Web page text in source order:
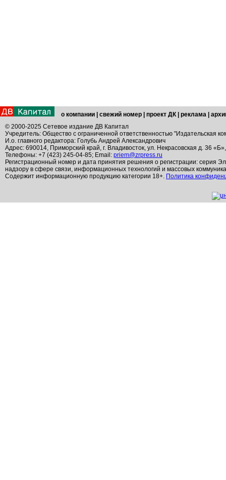
о компании свежий номер проект ДК реклама
© 2000-2025 Сетевое издание ДВ Капитал
Учредитель: Общество с ограниченной ответственностью "Издательская
И.о. главного редактора: Голубь Андрей Александрович
Адрес: 690014, Приморский край, г. Владивосток, ул. Некрасовская д. 36
Телефоны: +7 (423) 245-04-85; Email: priem@zrpress.ru
Регистрационный номер и дата принятия решения о регистрации: серия
надзору в сфере связи, информационных технологий и массовых
Содержит информационную продукцию категории 18+. Политика